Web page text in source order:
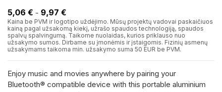
5,06 € - 9,97 €
Kaina be PVM ir logotipo uždėjimo. Mūsų projektų vadovai paskaičiuos
kainą pagal užsakomą kiekį, užrašo spaudos technologiją, spaudos
spalvų spalvingumą. Taikome nuolaidas, kurios priklauso nuo
užsakymo sumos. Dirbame su įmonėmis ir įstaigomis. Fizinių asmenų
užsakymams taikoma min. užsakymo suma 50 EUR be PVM.
Enjoy music and movies anywhere by pairing your
Bluetooth® compatible device with this portable aluminium